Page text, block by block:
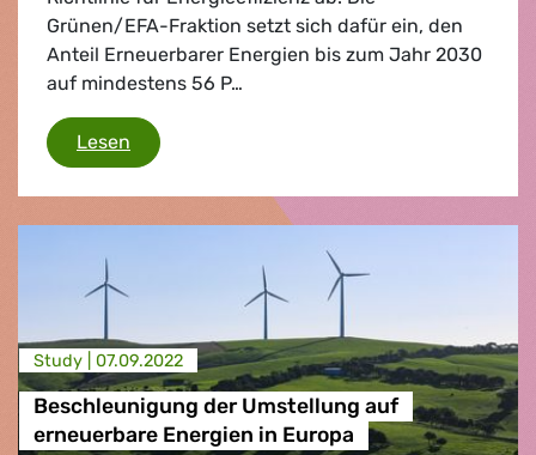
Grünen/EFA-Fraktion setzt sich dafür ein, den
Anteil Erneuerbarer Energien bis zum Jahr 2030
auf mindestens 56 P…
Lesen Mit sauberen Energien und Energie-
Study | 07.09.2022
Beschleunigung der Umstellung auf
erneuerbare Energien in Europa